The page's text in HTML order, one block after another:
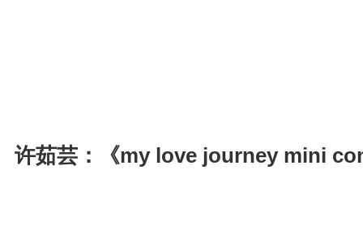
许茹芸：《my love journey mini